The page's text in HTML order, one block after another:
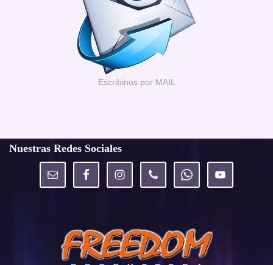
Escribinos por MAIL
Nuestras Redes Sociales